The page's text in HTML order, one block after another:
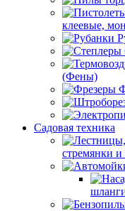
клеевые,
(Фены)
Садовая техника
стремянки